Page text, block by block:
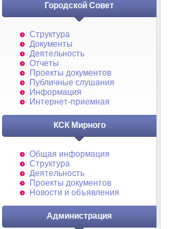
Городской Совет
Структура
Документы
Деятельность
Отчеты
Проекты документов
Публичные слушания
Информация
Интернет-приемная
КСК Мирного
Общая информация
Структура
Деятельность
Проекты документов
Новости и объявления
Администрация